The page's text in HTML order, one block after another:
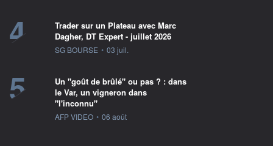
4
Trader sur un Plateau avec Marc
Dagher, DT Expert - juillet 2026
information fournie par
SG BOURSE • 03 juil.
5
Un "goût de brûlé" ou pas ? : dans
le Var, un vigneron dans
"l'inconnu"
information fournie par
AFP VIDEO • 06 août